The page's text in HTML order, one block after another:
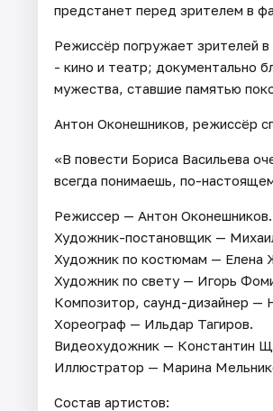
предстанет перед зрителем в
Режиссёр погружает зрителей
- кино и театр; документально
мужества, ставшие памятью
Антон Оконешников, режиссёр
«В повести Бориса Васильева
всегда понимаешь, по-
Режиссер — Антон Оконешников.
Художник-постановщик —
Художник по костюмам — Елена
Художник по свету — Игорь
Композитор, саунд-дизайнер —
Хореограф — Ильдар Тагиров.
Видеохудожник — Константин
Иллюстратор — Марина
Состав артистов: